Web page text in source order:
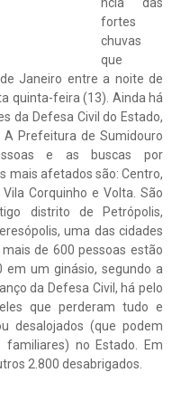
fortes
chuvas
que
Janeiro entre a noite de
quinta-feira (13). Ainda há
da Defesa Civil do Estado,
Prefeitura de Sumidouro
e as buscas por
mais afetados são: Centro,
Corquinho e Volta. São
distrito de Petrópolis,
uma das cidades
mais de 600 pessoas estão
em um ginásio, segundo a
da Defesa Civil, há pelo
que perderam tudo e
desalojados (que podem
no Estado. Em
2.800 desabrigados.